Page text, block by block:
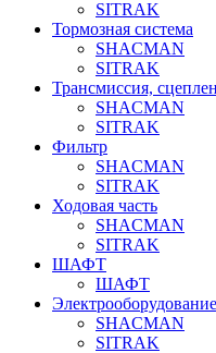
SITRAK
Тормозная система
SHACMAN
SITRAK
Трансмиссия,
SHACMAN
SITRAK
Фильтр
SHACMAN
SITRAK
Ходовая часть
SHACMAN
SITRAK
ШАФТ
ШАФТ
SHACMAN
SITRAK